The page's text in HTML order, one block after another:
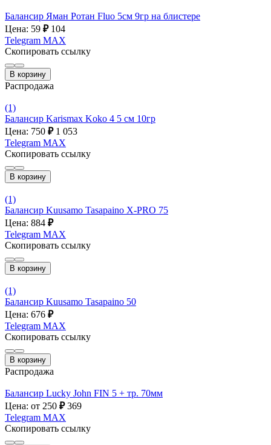
Балансир Яман Ротан Fluo 5см 9гр на блистере
Цена: 59 ₽ 104
Telegram MAX
Скопировать ссылку
В корзину
Распродажа
(1)
Балансир Karismax Koko 4 5 см 10гр
Цена: 750 ₽ 1 053
Telegram MAX
Скопировать ссылку
В корзину
(1)
Балансир Kuusamo Tasapaino X-PRO 75
Цена: 884 ₽
Telegram MAX
Скопировать ссылку
В корзину
(1)
Балансир Kuusamo Tasapaino 50
Цена: 676 ₽
Telegram MAX
Скопировать ссылку
В корзину
Распродажа
Балансир Lucky John FIN 5 + тр. 70мм
Цена: от 250 ₽ 369
Telegram MAX
Скопировать ссылку